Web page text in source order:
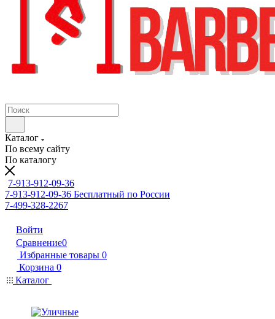
Каталог
По всему сайту
По каталогу
7-913-912-09-36
7-913-912-09-36 Бесплатный по России
7-499-328-2267
Войти
Сравнение0
Избранные товары 0
Корзина 0
Каталог